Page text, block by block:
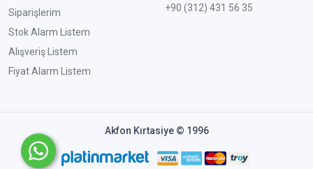
Siparişlerim
Stok Alarm Listem
Alışveriş Listem
Fiyat Alarm Listem
+90 (312) 431 56 35
Akfon Kırtasiye © 1996